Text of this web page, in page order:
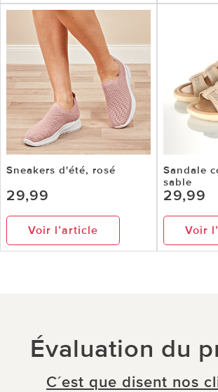
Sneakers d'été, rosé
29,99
Voir l’article
Sandale
sable
29,99
Voir
Évaluation du
C´est que disent nos